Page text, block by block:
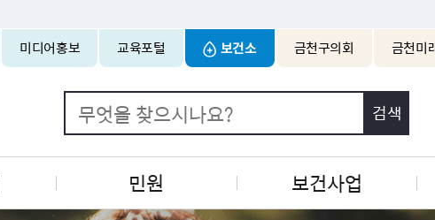
미디어홍보 교육포털 보건소 금천구의회 금천미
민원 보건사업